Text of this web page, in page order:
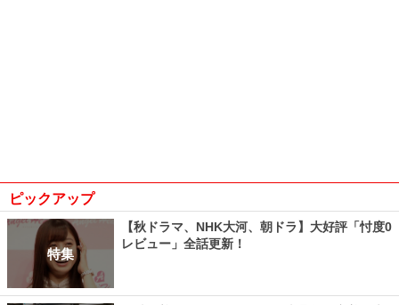
ピックアップ
特集
【秋ドラマ、NHK大河、朝ドラ】大好評「忖度0
レビュー」全話更新！